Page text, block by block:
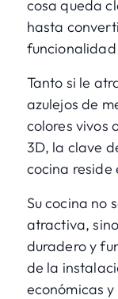
cosa queda
hasta
funcionalidad
Tanto si le
azulejos de
colores vivos
3D, la clave
cocina reside
Su cocina no
atractiva,
duradero y
de la
económicas